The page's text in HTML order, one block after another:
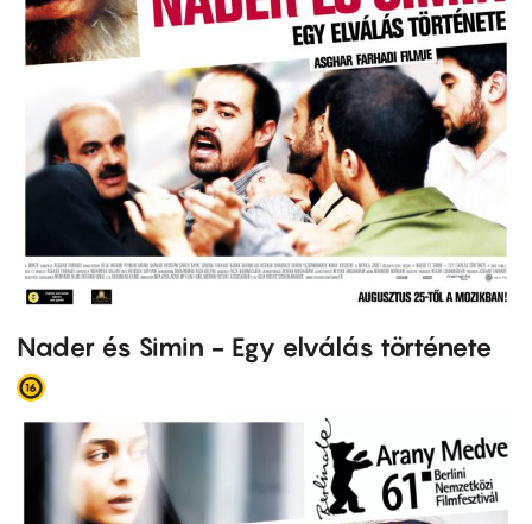
Nader és Simin - Egy elválás története